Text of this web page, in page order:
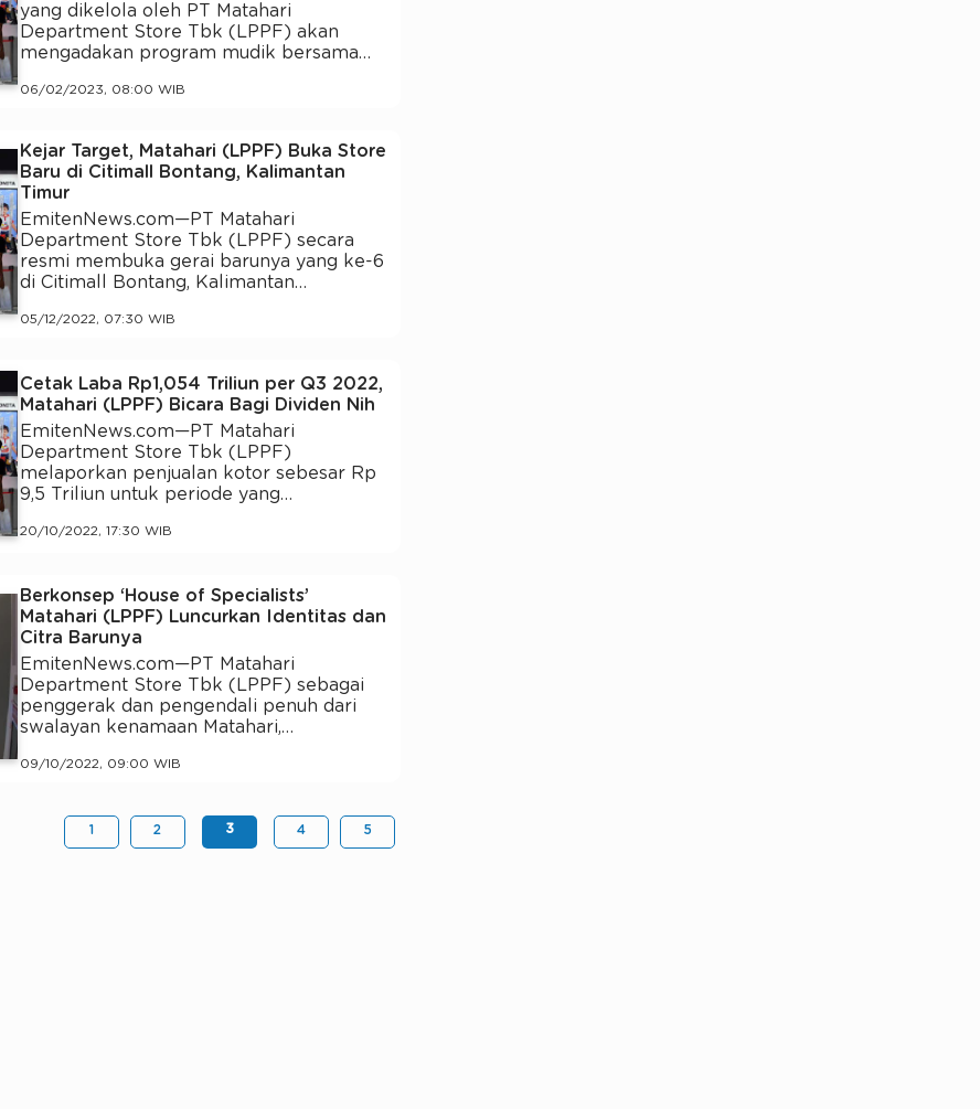
yang dikelola oleh PT Matahari
Department Store Tbk (LPPF) akan
mengadakan program mudik bersama…
06/02/2023, 08:00 WIB
Kejar Target, Matahari (LPPF) Buka Store
Baru di Citimall Bontang, Kalimantan
Timur
EmitenNews.com—PT Matahari
Department Store Tbk (LPPF) secara
resmi membuka gerai barunya yang ke-6
di Citimall Bontang, Kalimantan…
05/12/2022, 07:30 WIB
Cetak Laba Rp1,054 Triliun per Q3 2022,
Matahari (LPPF) Bicara Bagi Dividen Nih
EmitenNews.com—PT Matahari
Department Store Tbk (LPPF)
melaporkan penjualan kotor sebesar Rp
9,5 Triliun untuk periode yang…
20/10/2022, 17:30 WIB
Berkonsep ‘House of Specialists’
Matahari (LPPF) Luncurkan Identitas dan
Citra Barunya
EmitenNews.com—PT Matahari
Department Store Tbk (LPPF) sebagai
penggerak dan pengendali penuh dari
swalayan kenamaan Matahari,…
09/10/2022, 09:00 WIB
1 2 3 4 5